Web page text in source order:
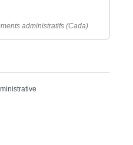
administratifs (Cada)